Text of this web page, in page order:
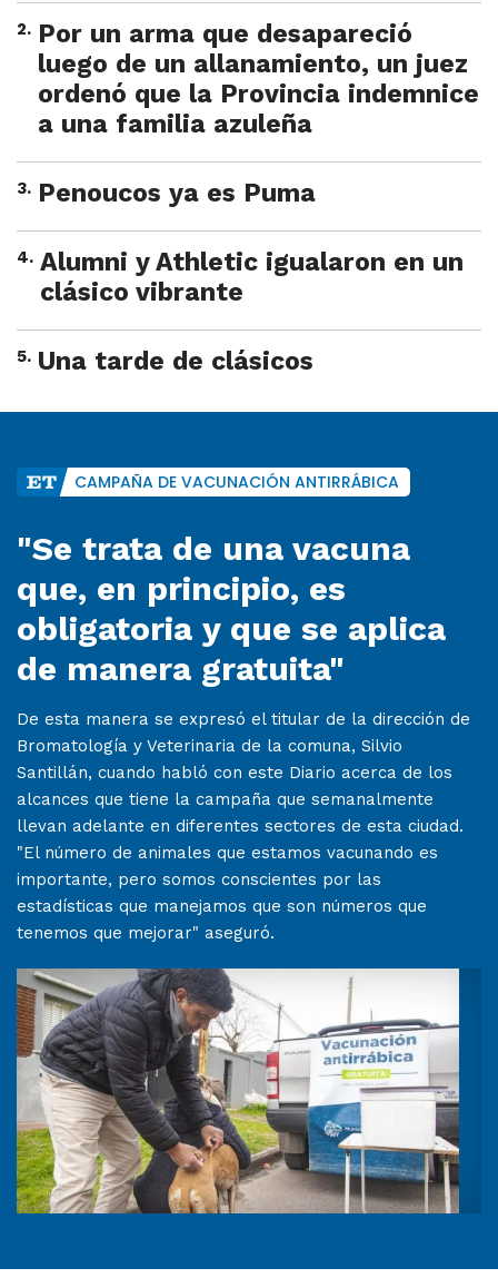
2. Por un arma que desapareció
luego de un allanamiento, un juez
ordenó que la Provincia indemnice
a una familia azuleña
3. Penoucos ya es Puma
4. Alumni y Athletic igualaron en un
clásico vibrante
5. Una tarde de clásicos
CAMPAÑA DE VACUNACIÓN ANTIRRÁBICA
"Se trata de una vacuna
que, en principio, es
obligatoria y que se aplica
de manera gratuita"
De esta manera se expresó el titular de la dirección de
Bromatología y Veterinaria de la comuna, Silvio
Santillán, cuando habló con este Diario acerca de los
alcances que tiene la campaña que semanalmente
llevan adelante en diferentes sectores de esta ciudad.
"El número de animales que estamos vacunando es
importante, pero somos conscientes por las
estadísticas que manejamos que son números que
tenemos que mejorar" aseguró.